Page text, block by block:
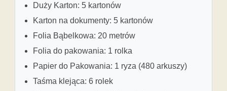
Duży Karton: 5 kartonów
Karton na dokumenty: 5 kartonów
Folia Bąbelkowa: 20 metrów
Folia do pakowania: 1 rolka
Papier do Pakowania: 1 ryza (480 arkuszy)
Taśma klejąca: 6 rolek